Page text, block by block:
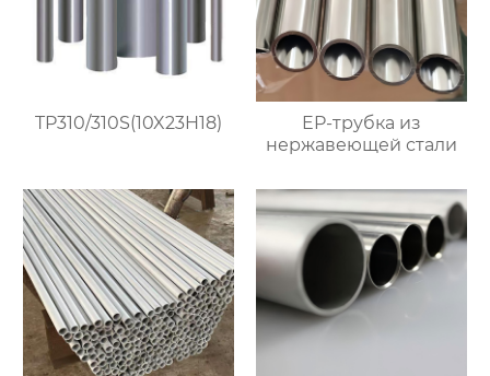
TP310/310S(10X23H18)
EP-трубка из
нержавеющей стали